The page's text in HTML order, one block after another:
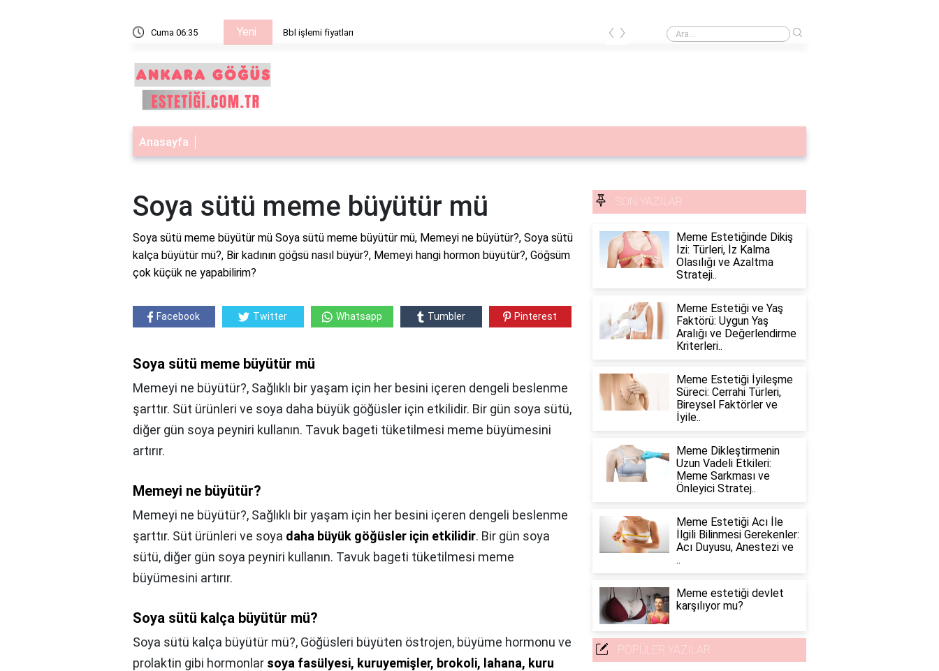
Cuma 06:35 Yeni Bbl işlemi fiyatları Göğüs korsesi
‹ ›
Anasayfa
Soya sütü meme büyütür mü
Soya sütü meme büyütür mü Soya sütü meme büyütür mü, Memeyi ne büyütür?, Soya sütü
kalça büyütür mü?, Bir kadının göğsü nasıl büyür?, Memeyi hangi hormon büyütür?, Göğsüm
çok küçük ne yapabilirim?
Facebook Twitter Whatsapp Tumbler Pinterest
Soya sütü meme büyütür mü
Memeyi ne büyütür?, Sağlıklı bir yaşam için her besini içeren dengeli beslenme
şarttır. Süt ürünleri ve soya daha büyük göğüsler için etkilidir. Bir gün soya sütü,
diğer gün soya peyniri kullanın. Tavuk bageti tüketilmesi meme büyümesini
artırır.
Memeyi ne büyütür?
Memeyi ne büyütür?, Sağlıklı bir yaşam için her besini içeren dengeli beslenme
şarttır. Süt ürünleri ve soya daha büyük göğüsler için etkilidir. Bir gün soya
sütü, diğer gün soya peyniri kullanın. Tavuk bageti tüketilmesi meme
büyümesini artırır.
Soya sütü kalça büyütür mü?
Soya sütü kalça büyütür mü?, Göğüsleri büyüten östrojen, büyüme hormonu ve
prolaktin gibi hormonlar soya fasülyesi, kuruyemişler, brokoli, lahana, kuru
SON YAZILAR
Meme Estetiğinde Dikiş
İzi: Türleri, İz Kalma
Olasılığı ve Azaltma
Strateji..
Meme Estetiği ve Yaş
Faktörü: Uygun Yaş
Aralığı ve Değerlendirme
Kriterleri..
Meme Estetiği İyileşme
Süreci: Cerrahi Türleri,
Bireysel Faktörler ve
İyile..
Meme Dikleştirmenin
Uzun Vadeli Etkileri:
Meme Sarkması ve
Önleyici Stratej..
Meme Estetiği Acı İle
İlgili Bilinmesi Gerekenler:
Acı Duyusu, Anestezi ve
..
Meme estetiği devlet
karşılıyor mu?
POPÜLER YAZILAR